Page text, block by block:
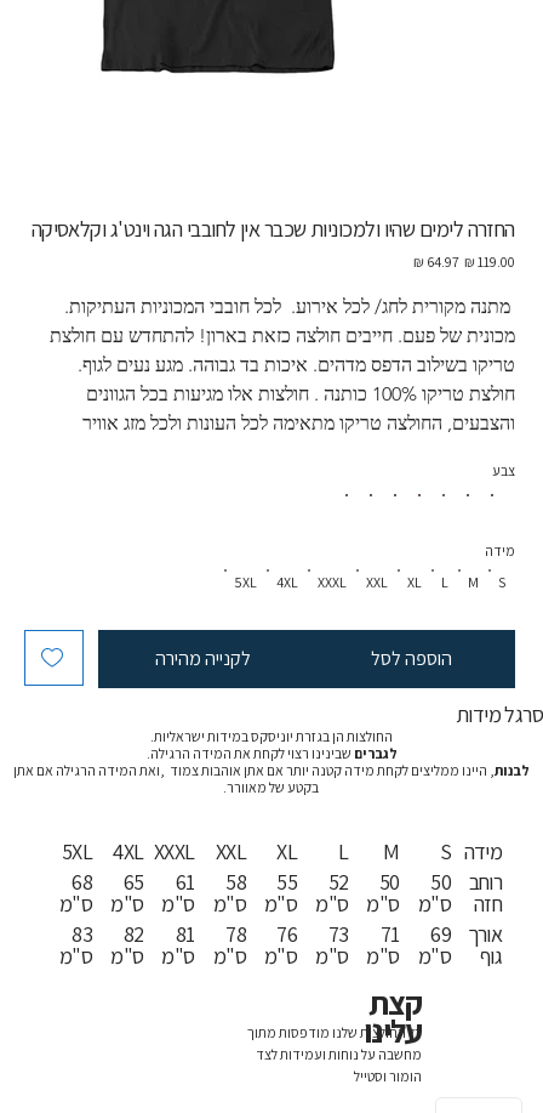
החזרה לימים שהיו ולמכוניות שכבר אין לחובבי הגה וינט'ג וקלאסיקה
מחיר
מחיר
‏64.97 ‏₪
מתנה מקורית לחג/ לכל אירוע.  לכל חובבי המכוניות העתיקות.
מכונית של פעם. חייבים חולצה כזאת בארון! להתחדש עם חולצת
טריקו בשילוב הדפס מדהים. איכות בד גבוהה. מגע נעים לגוף.
חולצת טריקו 100% כותנה . חולצות אלו מגיעות בכל הגוונים
והצבעים, החולצה טריקו מתאימה לכל העונות ולכל מזג אוויר
צבע
S
M
L
XL
XXL
XXXL
4XL
5XL
מידה
הוספה לסל לקנייה מהירה
סרגל מידות
החולצות הן בגזרת יוניסקס במידות ישראליות.
לגברים שבינינו רצוי לקחת את המידה הרגילה.
לבנות, היינו ממליצים לקחת מידה קטנה יותר אם אתן אוהבות צמוד ,ואת המידה הרגילה אם אתן
בקטע של מאוורר.
5XL
68
ס"מ
83
ס"מ
4XL
65
ס"מ
82
ס"מ
XXXL
61
ס"מ
81
ס"מ
XXL
58
ס"מ
78
ס"מ
XL
55
ס"מ
76
ס"מ
L
52
ס"מ
73
ס"מ
M
50
ס"מ
71
ס"מ
S
50
ס"מ
69
ס"מ
מידה
רוחב
חזה
אורך
גוף
כל החולצות שלנו מודפסות מתוך
מחשבה על נוחות ועמידות לצד
הומור וסטייל
קצת
עלינו